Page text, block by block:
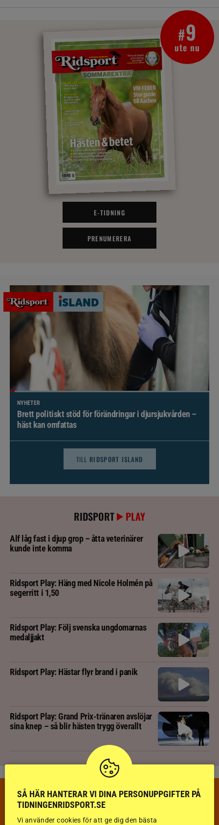
#9
ute nu
E-TIDNING
PRENUMERERA
NYHETER
Brett politiskt stöd för förändringar i djursjukvården –
häst kan omfattas
TILL RIDSPORT ISLAND
RIDSPORT PLAY
Alf låg fast i djup grop – åtta veterinärer
kunde inte komma
Ridsport Play: Häng med Nicole Holmén på
segerritt i 1,50
Ridsport Play: Följ svenska ungdomarnas
medaljjakt
Ridsport Play: Hästar flyr brand i panik
Ridsport Play: Grand Prix-tränaren avslöjar
sina knep – så blir hästen trygg överallt
VECKANS TÄVLINGAR & RESULTAT
VECKA 32
SÅ HÄR HANTERAR VI DINA PERSONUPPGIFTER PÅ
TIDNINGENRIDSPORT.SE
Vi använder cookies för att ge dig den bästa